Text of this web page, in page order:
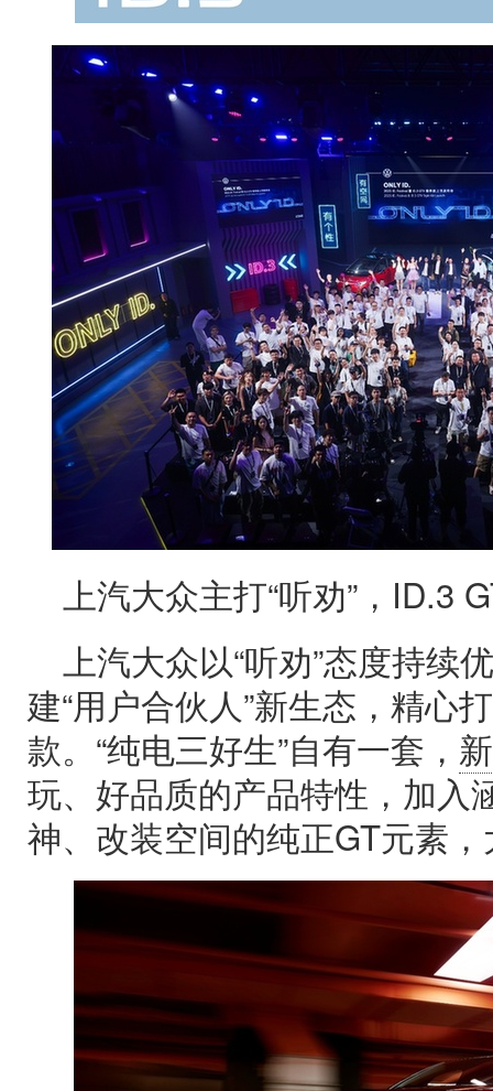
上汽大众主打“听劝”，ID.3
上汽大众以“听劝”态度持续
建“用户合伙人”新生态，精心
款。“纯电三好生”自有一套，
玩、好品质的产品特性，加入
神、改装空间的纯正GT元素，